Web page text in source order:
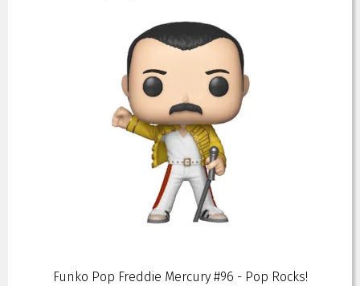
Funko Pop Freddie Mercury #96 - Pop Rocks!